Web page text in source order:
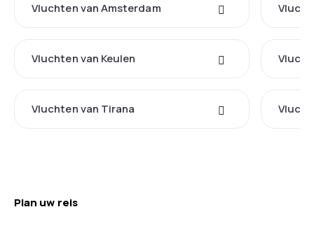
Vluchten van Amsterdam
Vluchten van Keulen
Vluchten van Tirana
Plan uw reis